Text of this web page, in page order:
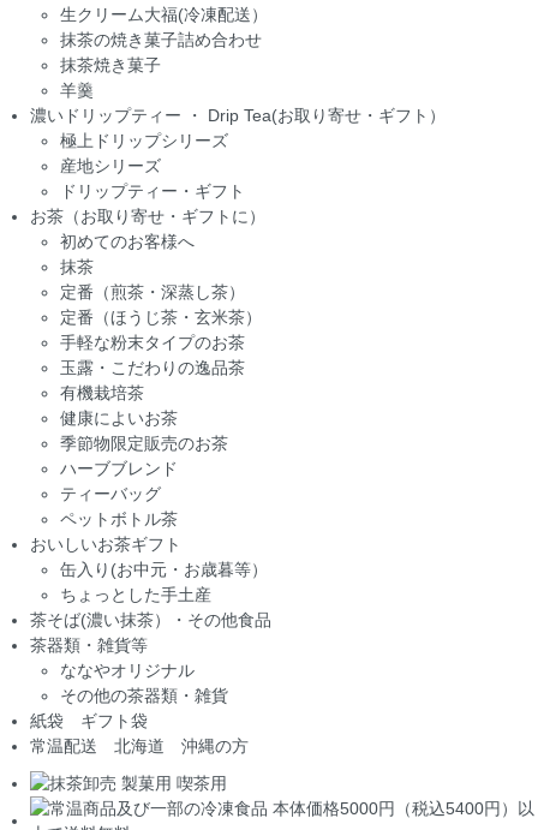
生クリーム大福(冷凍配送）
抹茶の焼き菓子詰め合わせ
抹茶焼き菓子
羊羹
濃いドリップティー ・ Drip Tea(お取り寄せ・ギフト）
極上ドリップシリーズ
産地シリーズ
ドリップティー・ギフト
お茶（お取り寄せ・ギフトに）
初めてのお客様へ
抹茶
定番（煎茶・深蒸し茶）
定番（ほうじ茶・玄米茶）
手軽な粉末タイプのお茶
玉露・こだわりの逸品茶
有機栽培茶
健康によいお茶
季節物限定販売のお茶
ハーブブレンド
ティーバッグ
ペットボトル茶
おいしいお茶ギフト
缶入り(お中元・お歳暮等）
ちょっとした手土産
茶そば(濃い抹茶）・その他食品
茶器類・雑貨等
ななやオリジナル
その他の茶器類・雑貨
紙袋 ギフト袋
常温配送 北海道 沖縄の方